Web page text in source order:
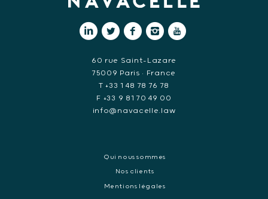
60 rue Saint-Lazare
75009 Paris • France
T +33 1 48 78 76 78
F +33 9 81 70 49 00
info@navacelle.law
Qui nous sommes
Nos clients
Mentions légales